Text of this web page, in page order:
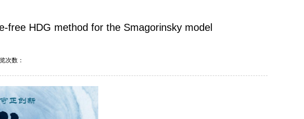
free HDG method for the Smagorinsky model
次数：